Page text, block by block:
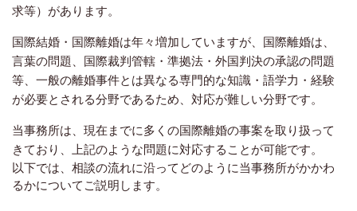
求等）があります。
国際結婚・国際離婚は年々増加していますが、国際離婚は、
言葉の問題、国際裁判管轄・準拠法・外国判決の承認の問題
等、一般の離婚事件とは異なる専門的な知識・語学力・経験
が必要とされる分野であるため、対応が難しい分野です。
当事務所は、現在までに多くの国際離婚の事案を取り扱って
きており、上記のような問題に対応することが可能です。
以下では、相談の流れに沿ってどのように当事務所がかかわ
るかについてご説明します。